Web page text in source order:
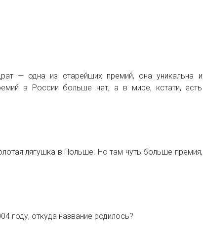
— одна из старейших премий, она уникальна и
в России больше нет, а в мире, кстати, есть
лягушка в Польше. Но там чуть больше премия,
году, откуда название родилось?